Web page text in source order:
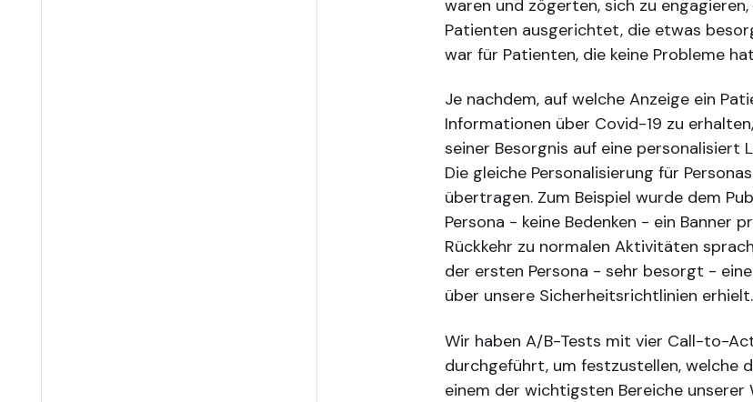
waren und zögerten, sich zu
Patienten ausgerichtet, die etwas
war für Patienten, die keine Probleme
Je nachdem, auf welche Anzeige ein
Informationen über Covid-19 zu
seiner Besorgnis auf eine personalisiert
Die gleiche Personalisierung für
übertragen. Zum Beispiel wurde dem
Persona - keine Bedenken - ein Banner
Rückkehr zu normalen Aktivitäten
der ersten Persona - sehr besorgt -
über unsere Sicherheitsrichtlinien erhielt.
Wir haben A/B-Tests mit vier Call-to-
durchgeführt, um festzustellen, welche
einem der wichtigsten Bereiche